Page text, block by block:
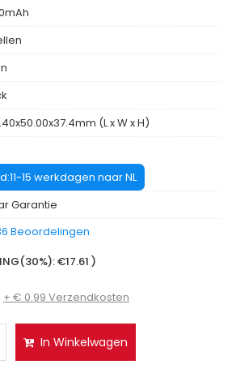
(L x W x H)
15 werkdagen naar NL
Garantie
Beoordelingen
€17.61 )
+ € 0.99 Verzendkosten
In Winkelwagen